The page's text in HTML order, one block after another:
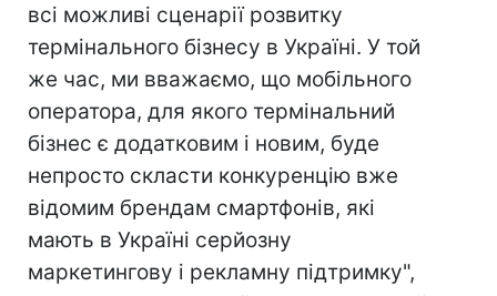
всі можливі сценарії розвитку
термінального бізнесу в Україні. У той
же час, ми вважаємо, що мобільного
оператора, для якого термінальний
бізнес є додатковим і новим, буде
непросто скласти конкуренцію вже
відомим брендам смартфонів, які
мають в Україні серйозну
маркетингову і рекламну підтримку",